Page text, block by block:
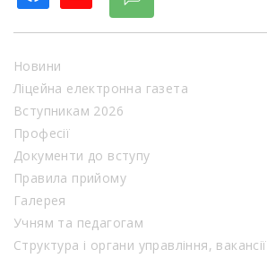
Новини
Ліцейна електронна газета
Вступникам 2026
Професії
Документи до вступу
Правила прийому
Галерея
Учням та педагогам
Структура і органи управління, вакансії